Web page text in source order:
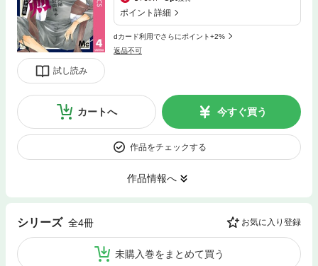
試し読み
ポイント詳細
dカード利用でさらにポイント+2%
返品不可
カートへ 今すぐ買う
作品をチェックする
作品情報へ
シリーズ 全4冊 お気に入り登録
未購入巻をまとめて買う